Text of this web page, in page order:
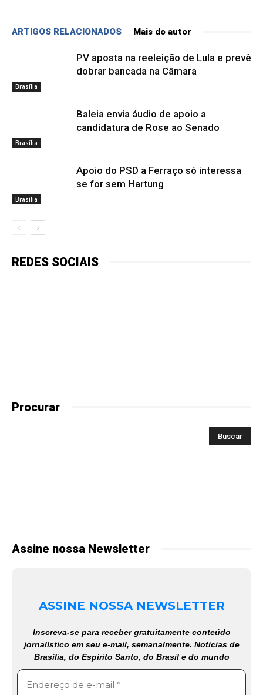
ARTIGOS RELACIONADOS Mais do autor
Brasília
PV aposta na reeleição de Lula e prevê
dobrar bancada na Câmara
Brasília
Baleia envia áudio de apoio a
candidatura de Rose ao Senado
Brasília
Apoio do PSD a Ferraço só interessa
se for sem Hartung
REDES SOCIAIS
Procurar
Assine nossa Newsletter
ASSINE NOSSA NEWSLETTER
Inscreva-se para receber gratuitamente conteúdo
jornalístico em seu e-mail, semanalmente. Notícias de
Brasília, do Espírito Santo, do Brasil e do mundo